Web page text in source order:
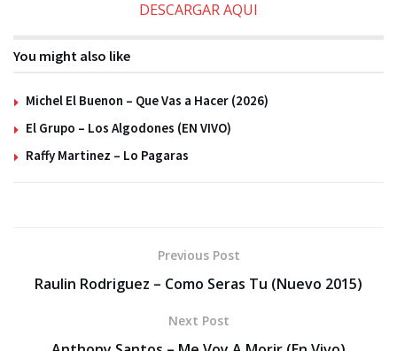
DESCARGAR AQUI
You might also like
Michel El Buenon – Que Vas a Hacer (2026)
El Grupo – Los Algodones (EN VIVO)
Raffy Martinez – Lo Pagaras
Previous Post
Raulin Rodriguez – Como Seras Tu (Nuevo 2015)
Next Post